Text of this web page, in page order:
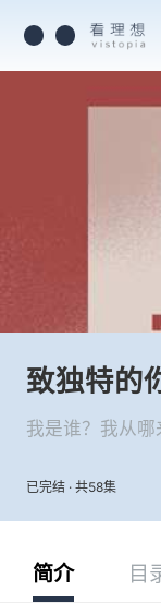
致独特的
我是谁？我从哪
已完结 · 共58集
简介 目